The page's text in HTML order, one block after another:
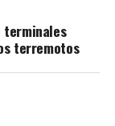
terminales
terremotos